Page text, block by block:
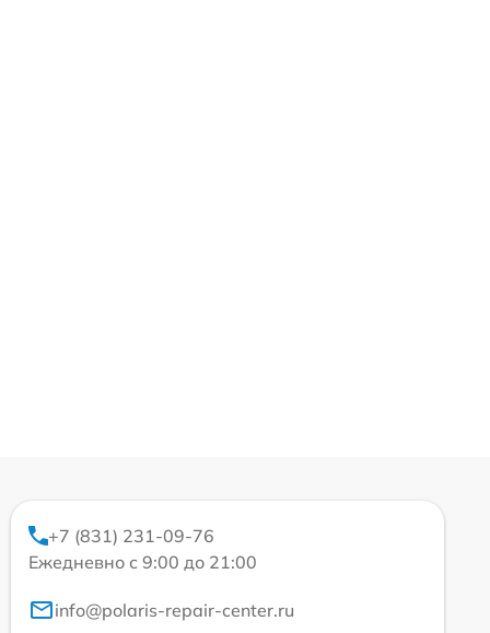
+7 (831) 231-09-76
Ежедневно с 9:00 до 21:00
info@polaris-repair-center.ru